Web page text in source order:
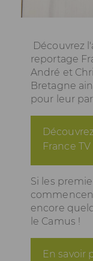
Découvrez
reportage
André et
Bretagne
pour leur
France TV
Si les
encore
le Camus !
En savoir